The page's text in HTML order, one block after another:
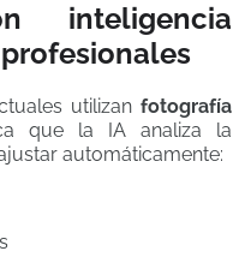
inteligencia
utilizan fotografía
que la IA analiza la
automáticamente: